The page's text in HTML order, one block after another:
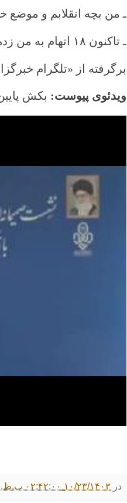
ـ من بچه انقلابم و
ـ تاکنون ۱۸ اتهام به من
برگرفته از «تلگرام
ویدئوی پیوست: بکش
در ۱۰/۲۳/۱۴۰۳ ۰۲:۴۲:۰۰ ب.ظ.